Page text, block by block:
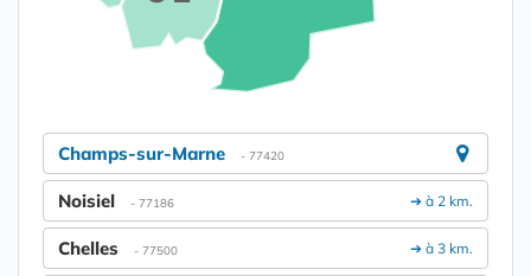
Champs-sur-Marne - 77420
➔ à 2 km.
Noisiel - 77186
➔ à 3 km.
Chelles - 77500